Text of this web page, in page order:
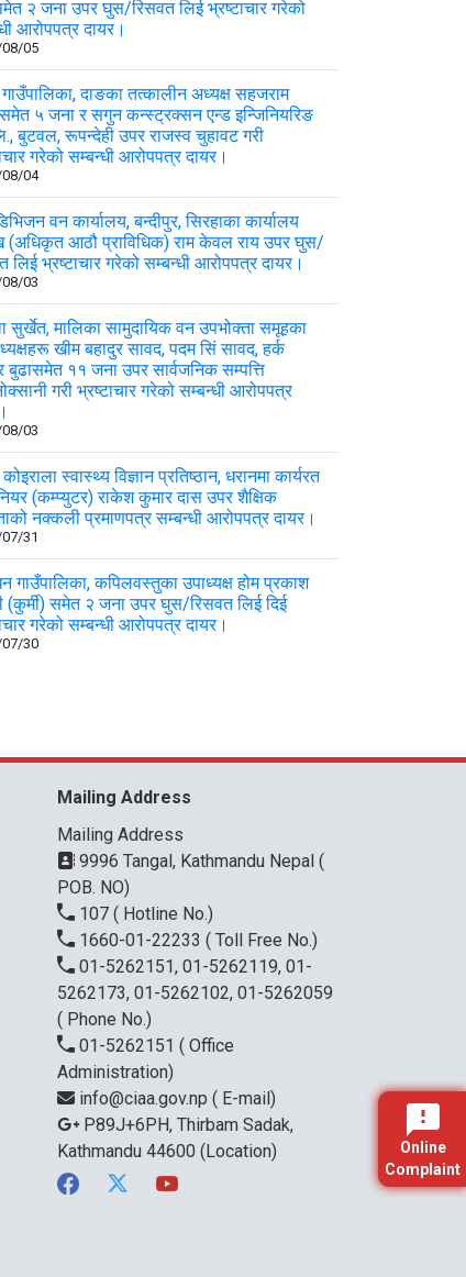
Online
Complaint
२ जना उपर घुस/रिसवत लिई भ्रष्टाचार गरेको
आरोपपत्र दायर।
05
दाङका तत्कालीन अध्यक्ष सहजराम
५ जना र सगुन कन्स्ट्रक्सन एन्ड इन्जिनियरिङ
बुटवल, रूपन्देही उपर राजस्व चुहावट गरी
गरेको सम्बन्धी आरोपपत्र दायर।
04
वन कार्यालय, बन्दीपुर, सिरहाका कार्यालय
(अधिकृत आठौ प्राविधिक) राम केवल राय उपर घुस/
लिई भ्रष्टाचार गरेको सम्बन्धी आरोपपत्र दायर।
03
सुर्खेत, मालिका सामुदायिक वन उपभोक्ता समूहका
खीम बहादुर सावद, पदम सिं सावद, हर्क
बुढासमेत ११ जना उपर सार्वजनिक सम्पत्ति
गरी भ्रष्टाचार गरेको सम्बन्धी आरोपपत्र
03
कोइराला स्वास्थ्य विज्ञान प्रतिष्ठान, धरानमा कार्यरत
(कम्प्युटर) राकेश कुमार दास उपर शैक्षिक
नक्कली प्रमाणपत्र सम्बन्धी आरोपपत्र दायर।
31
गाउँपालिका, कपिलवस्तुका उपाध्यक्ष होम प्रकाश
(कुर्मी) समेत २ जना उपर घुस/रिसवत लिई दिई
गरेको सम्बन्धी आरोपपत्र दायर।
30
Mailing Address
Mailing Address
9996 Tangal, Kathmandu Nepal (
POB. NO)
107 ( Hotline No.)
1660-01-22233 ( Toll Free No.)
01-5262151, 01-5262119, 01-
5262173, 01-5262102, 01-5262059
( Phone No.)
01-5262151 ( Office
Administration)
info@ciaa.gov.np ( E-mail)
P89J+6PH, Thirbam Sadak,
Kathmandu 44600 (Location)